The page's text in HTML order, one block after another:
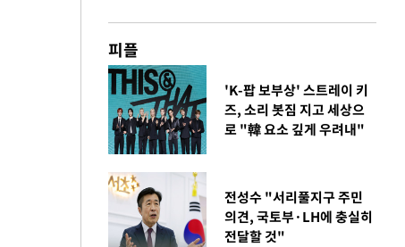
피플
'K-팝 보부상' 스트레이 키
즈, 소리 봇짐 지고 세상으
로 "韓 요소 깊게 우려내"
전성수 "서리풀지구 주민
의견, 국토부·LH에 충실히
전달할 것"